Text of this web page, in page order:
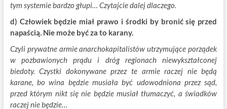
tym systemie bardzo głupi… Czytajcie dalej dlaczego.
d) Człowiek będzie miał prawo i środki by bronić się przed
napaścią. Nie może być za to karany.
Czyli prywatne armie anarchokapitalistów utrzymujące porządek
w pozbawionych prądu i dróg regionach niewykształconej
biedoty. Czystki dokonywane przez te armie raczej nie będą
karane, bo wina będzie musiała być udowodniona przez sąd,
przed którym nikt się nie będzie musiał tłumaczyć, a świadków
raczej nie będzie…